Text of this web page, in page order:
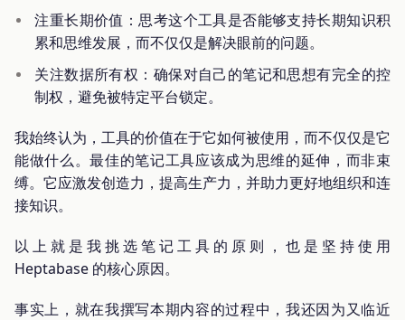
注重长期价值：思考这个工具是否能够支持长期知识积
累和思维发展，而不仅仅是解决眼前的问题。
关注数据所有权：确保对自己的笔记和思想有完全的控
制权，避免被特定平台锁定。
我始终认为，工具的价值在于它如何被使用，而不仅仅是它
能做什么。最佳的笔记工具应该成为思维的延伸，而非束
缚。它应激发创造力，提高生产力，并助力更好地组织和连
接知识。
以上就是我挑选笔记工具的原则，也是坚持使用
Heptabase 的核心原因。
事实上，就在我撰写本期内容的过程中，我还因为又临近